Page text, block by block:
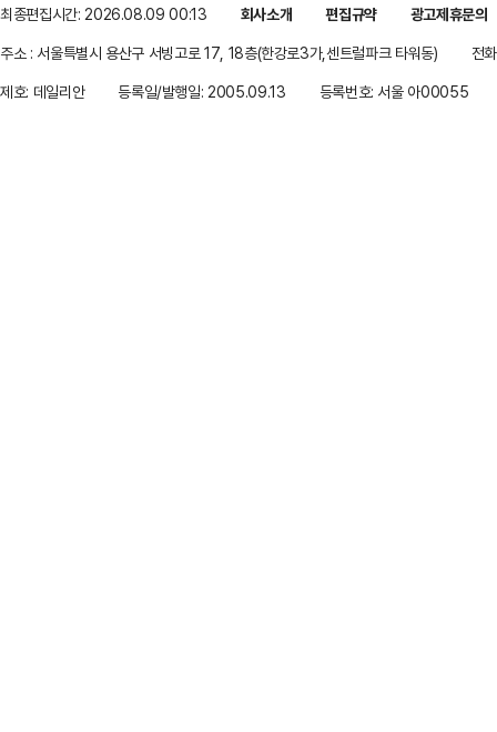
최종편집시간: 2026.08.09 00:13 회사소개 편집규약
광고제휴문의
주소 : 서울특별시 용산구 서빙고로 17, 18층(한강로3가,센트럴파크 타워동)
전
제호: 데일리안
등록일/발행일: 2005.09.13 등록번호: 서울 아00055